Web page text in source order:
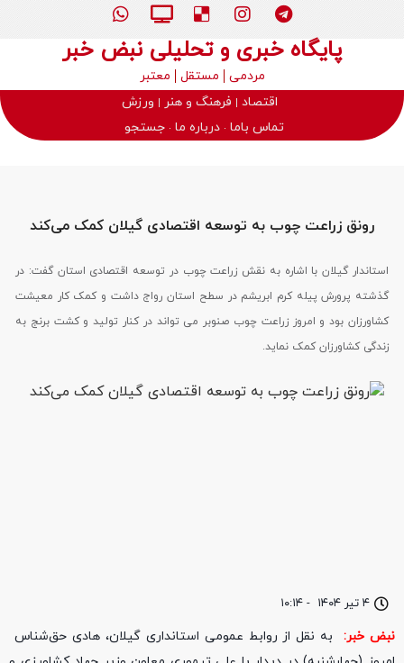
پایگاه خبری و تحلیلی نبض خبر
مردمی مستقل
معتبر
اقتصاد
فرهنگ و هنر
ورزش
تماس باما درباره ما جستجو
۴ تیر ۱۴۰۴ - ۱۰:۱۴
رونق زراعت چوب به توسعه اقتصادی گیلان کمک می‌کند
استاندار گیلان با اشاره به نقش زراعت چوب در توسعه اقتصادی استان گفت: در
گذشته پرورش پیله کرم ابریشم در سطح استان رواج داشت و کمک کار معیشت
کشاورزان بود و امروز زراعت چوب صنوبر می تواند در کنار تولید و کشت برنج به
زندگی کشاورزان کمک نماید.
نبض خبر:به نقل از روابط عمومی استانداری گیلان، هادی حق‌شناس